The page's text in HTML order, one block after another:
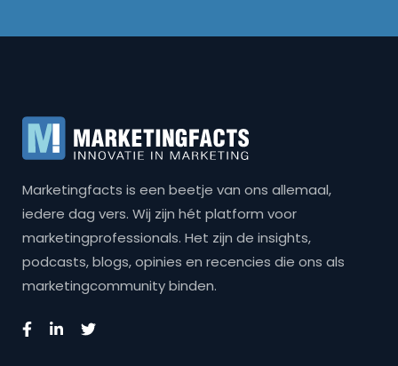
Marketingfacts is een beetje van ons allemaal,
iedere dag vers. Wij zijn hét platform voor
marketingprofessionals. Het zijn de insights,
podcasts, blogs, opinies en recencies die ons als
marketingcommunity binden.